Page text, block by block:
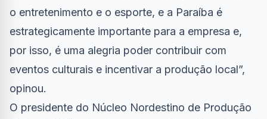
o entretenimento e o esporte, e a Paraíba é
estrategicamente importante para a empresa e,
por isso, é uma alegria poder contribuir com
eventos culturais e incentivar a produção local”,
opinou.
O presidente do Núcleo Nordestino de Produção